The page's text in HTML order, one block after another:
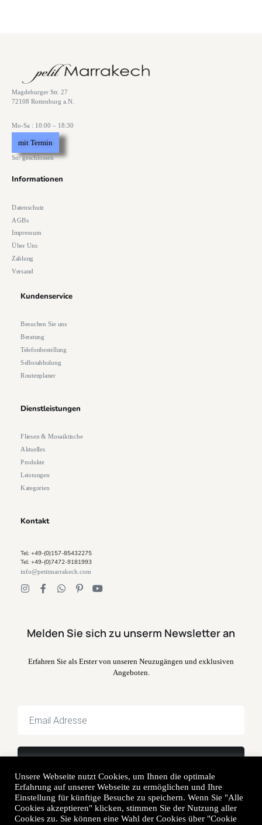
Magdeburger Str. 27
72108 Rottenburg a.N.
Mo-Sa : 10:00 – 18:30
mit Termin
So: geschlossen
Informationen
Datenschutz
AGBs
Impressum
Über Uns
Zahlung
Versand
Kundenservice
Besuchen Sie uns
Beratung
Telefonbestellung
Selbstabholung
Routenplaner
Dienstleistungen
Fliesen & Mosaiktische
Aktuelles
Produkte
Leistungen
Kategorien
Kontakt
Tel: +49-(0)157-85432275
Tel: +49-(0)7472-9181993
info@petitmarrakech.com
Melden Sie sich zu unserm Newsletter an
Erfahren Sie als Erster von unseren Neuzugängen und exklusiven
Angeboten.
© 2014-2023 petit Marrakech. Alle Rechte vorbehalten. Erstellt von
Unsere Webseite nutzt Cookies, um Ihnen die optimale
Erfahrung auf unserer Webseite zu ermöglichen und Ihre
Einstellung für künftige Besuche zu speichern. Wenn Sie "Alle
Cookies akzeptieren" klicken, stimmen Sie der Nutzung aller
Cookies zu. Sie können eine Wahl der Cookies über "Cookie